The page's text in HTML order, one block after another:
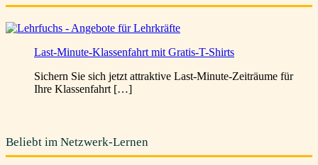
Last-Minute-Klassenfahrt mit Gratis-T-Shirts
Sichern Sie sich jetzt attraktive Last-Minute-Zeiträume für
Ihre Klassenfahrt […]
Beliebt im Netzwerk-Lernen